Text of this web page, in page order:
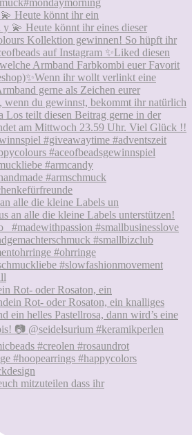
Heute könnt ihr ein
alle die kleine Labels un
Rot- oder Rosaton, ein
mitzuteilen dass ihr